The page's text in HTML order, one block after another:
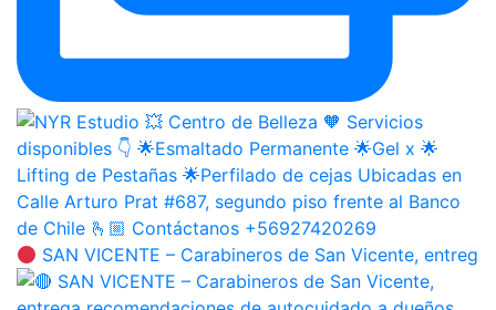
SAN VICENTE – Carabineros de San Vicente, entreg